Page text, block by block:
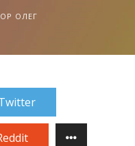
ОЛЕГ